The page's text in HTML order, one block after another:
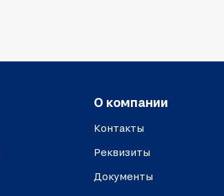
О компании
Контакты
Реквизиты
Документы